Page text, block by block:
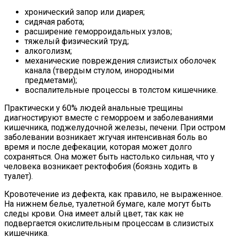
хронический запор или диарея;
сидячая работа;
расширение геморроидальных узлов;
тяжелый физический труд;
алкоголизм;
механические повреждения слизистых оболочек
канала (твердым стулом, инородными
предметами);
воспалительные процессы в толстом кишечнике.
Практически у 60% людей анальные трещины
диагностируют вместе с геморроем и заболеваниями
кишечника, поджелудочной железы, печени. При остром
заболевании возникает жгучая интенсивная боль во
время и после дефекации, которая может долго
сохраняться. Она может быть настолько сильная, что у
человека возникает ректофобия (боязнь ходить в
туалет).
Кровотечение из дефекта, как правило, не выраженное.
На нижнем белье, туалетной бумаге, кале могут быть
следы крови. Она имеет алый цвет, так как не
подвергается окислительным процессам в слизистых
кишечника.